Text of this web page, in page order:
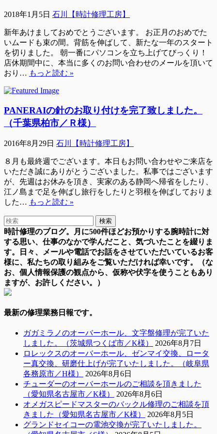
2018年1月5日 石川【時計修理工房】
新年あけましておめでとうございます。 お正月のおめでた
いムードも束の間。背筋を伸ばして、新たな一年のスタート
を切りました。 朝一番にパソコンを立ち上げてびっくり！
店休期間中に、本当に多くのお問い合わせのメールを頂いて
おり… もっと読む »
PANERAIの針のお取り付けを完了致しました。
（千葉県柏市／Ｒ様）
2016年8月29日 石川【時計修理工房】
８月も最終週でございます。本日もお問い合わせやご来店を
いただき誠にありがとうございました。私事ではございます
が、先週はお休みを頂き、実家のある静岡へ帰省をしたり、
江ノ島まで足を伸ばし旅行をしたりと羽根を伸ばしておりま
した… もっと読む »
時計修理のブログ。月に500件ほどお預かりする腕時計に対
する思い、仕事のなかで学んだこと、気づいたことを綴りま
す。日々、メールや電話でお話をさせていただいているお客
様に、私たちの取り組みをご覧いただければ幸いです。（な
お、個人情報保護の観点から、仮称や伏字を使うこともあり
ますが、お許しください。）
最新の修理業務日報です。
ガガミラノのオーバーホール、文字盤修理が完了いた
しました。（茨城県つくば市／K様）
2026年8月7日
ロレックスのオーバーホール、ゼンマイ交換、ロータ
ー真交換、研磨仕上げが完了いたしました。（岐阜県
各務原市／H様）
2026年8月6日
チューダーのオーバーホールのご相談を頂きました
（愛知県名古屋市／K様）
2026年8月6日
オメガスピードマスターのバックル修理のご相談を頂
きました（愛知県名古屋市／K様）
2026年8月5日
グランドセイコーの電池交換が完了いたしました。